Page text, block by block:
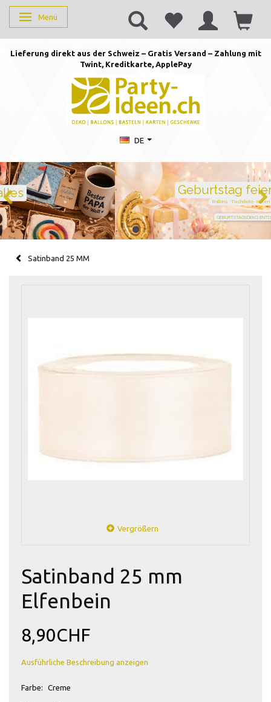
Anzeige ändern
Menü
Lieferung direkt aus der Schweiz – Gratis Versand – Zahlung mit
Twint, Kreditkarte, ApplePay
DE
Geburtstag feiern mit Stil
Ballons · Tischdeko · Karten · Zahlen
GEBURTSTAGSDEKO ENTDECKEN
Satinband 25 MM
Vergrößern
Satinband 25 mm
Elfenbein
8,90CHF
Ausführliche Beschreibung anzeigen
Farbe: Creme